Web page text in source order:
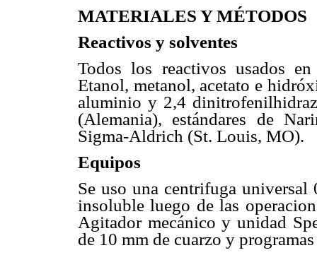
MATERIALES Y MÉTODOS
Reactivos y solventes
Todos los reactivos usados
Etanol, metanol, acetato e
aluminio y 2,4
(Alemania), estándares de
Sigma-Aldrich (St. Louis, MO).
Equipos
Se uso una centrifuga
insoluble luego de las
Agitador mecánico y unidad
de 10 mm de cuarzo y